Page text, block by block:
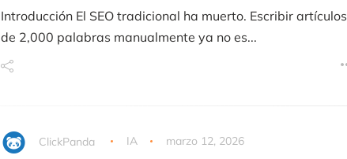
Introducción El SEO tradicional ha muerto. Escribir artículos
de 2,000 palabras manualmente ya no es...
ClickPanda IA marzo 12, 2026